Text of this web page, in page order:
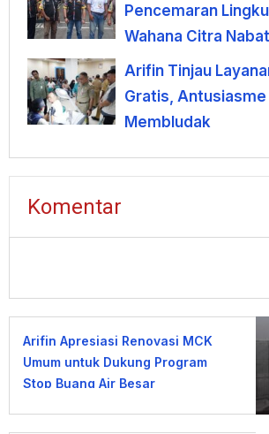
Pencemaran
Wahana Citra
Arifin Tinjau
Gratis, Antusiasme
Membludak
Komentar
Arifin Apresiasi Renovasi MCK
Umum untuk Dukung Program
Stop Buang Air Besar